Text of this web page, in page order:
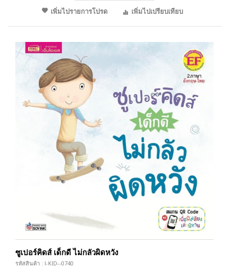
เพิ่มไปรายการโปรด
เพิ่มไปเปรียบเทียบ
ซูเปอร์คิดส์ เด็กดี ไม่กลัวผิดหวัง
รหัสสินค้า : I-KID--0740